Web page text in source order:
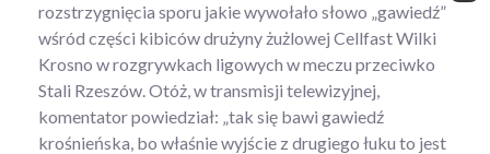
rozstrzygnięcia sporu jakie wywołało słowo „gawiedź”
wśród części kibiców drużyny żużlowej Cellfast Wilki
Krosno w rozgrywkach ligowych w meczu przeciwko
Stali Rzeszów. Otóż, w transmisji telewizyjnej,
komentator powiedział: „tak się bawi gawiedź
krośnieńska, bo właśnie wyjście z drugiego łuku to jest